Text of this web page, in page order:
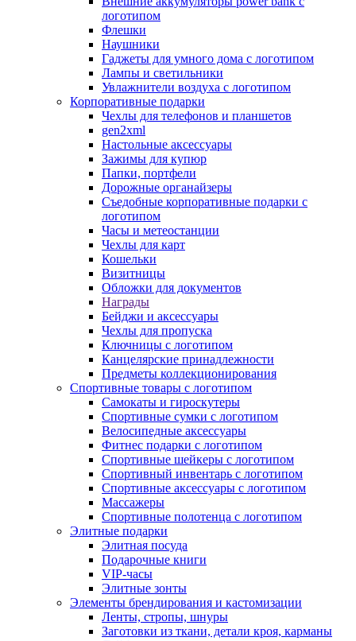
логотипом
Флешки
Наушники
Гаджеты для умного дома с логотипом
Лампы и светильники
Увлажнители воздуха с логотипом
Корпоративные подарки
Чехлы для телефонов и планшетов
gen2xml
Настольные аксессуары
Зажимы для купюр
Папки, портфели
Дорожные органайзеры
Съедобные корпоративные подарки с
логотипом
Часы и метеостанции
Чехлы для карт
Кошельки
Визитницы
Обложки для документов
Награды
Бейджи и аксессуары
Чехлы для пропуска
Ключницы с логотипом
Канцелярские принадлежности
Предметы коллекционирования
Спортивные товары с логотипом
Самокаты и гироскутеры
Спортивные сумки с логотипом
Велосипедные аксессуары
Фитнес подарки с логотипом
Спортивные шейкеры с логотипом
Спортивный инвентарь с логотипом
Спортивные аксессуары с логотипом
Массажеры
Спортивные полотенца с логотипом
Элитные подарки
Элитная посуда
Подарочные книги
VIP-часы
Элитные зонты
Элементы брендирования и кастомизации
Ленты, стропы, шнуры
Заготовки из ткани, детали кроя, карманы